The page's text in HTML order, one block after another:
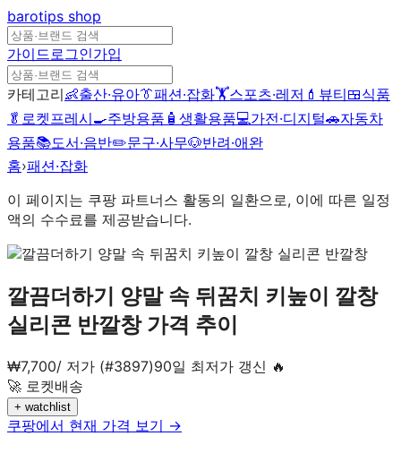
barotips shop
가이드로그인가입
카테고리👶출산·유아👔패션·잡화🏋️스포츠·레저 💄 뷰티🍱식품
🥬 로켓프레시🍳주방용품 🧴 생활용품💻가전·디지털🚗자동차
용품📚도서·음반✏️문구·사무🐶반려·애완
홈›패션·잡화
이 페이지는 쿠팡 파트너스 활동의 일환으로, 이에 따른 일정
액의 수수료를 제공받습니다.
깔끔더하기 양말 속 뒤꿈치 키높이 깔창
실리콘 반깔창가격 추이
₩7,700/ 저가 (#3897)90일 최저가 갱신 🔥
🚀 로켓배송
+ watchlist
쿠팡에서 현재 가격 보기 →